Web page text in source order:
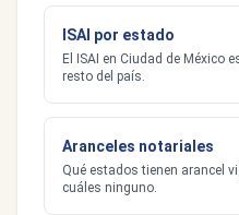
ISAI por estado
El ISAI en Ciudad de México
resto del país.
Aranceles notariales
Qué estados tienen arancel
cuáles ninguno.